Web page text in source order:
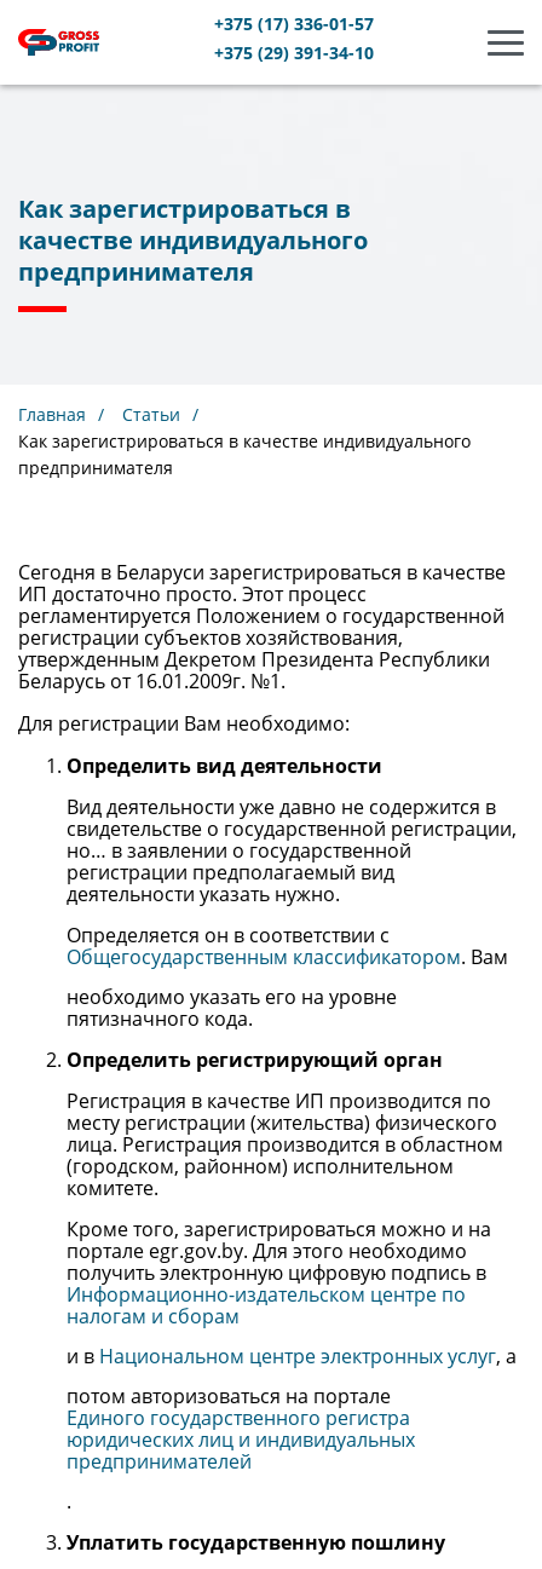
+375 (17) 336-01-57
+375 (29) 391-34-10
Как зарегистрироваться в
качестве индивидуального
предпринимателя
Главная
Статьи
Как зарегистрироваться в качестве индивидуального
предпринимателя
Сегодня в Беларуси зарегистрироваться в качестве
ИП достаточно просто. Этот процесс
регламентируется Положением о государственной
регистрации субъектов хозяйствования,
утвержденным Декретом Президента Республики
Беларусь от 16.01.2009г. №1.
Для регистрации Вам необходимо:
Определить вид деятельности
Вид деятельности уже давно не содержится в
свидетельстве о государственной регистрации,
но… в заявлении о государственной
регистрации предполагаемый вид
деятельности указать нужно.
Определяется он в соответствии с
Общегосударственным классификатором. Вам
необходимо указать его на уровне
пятизначного кода.
Определить регистрирующий орган
Регистрация в качестве ИП производится по
месту регистрации (жительства) физического
лица. Регистрация производится в областном
(городском, районном) исполнительном
комитете.
Кроме того, зарегистрироваться можно и на
портале egr.gov.by. Для этого необходимо
получить электронную цифровую подпись в
Информационно-издательском центре по
налогам и сборам
и в Национальном центре электронных услуг, а
потом авторизоваться на портале
Единого государственного регистра
юридических лиц и индивидуальных
предпринимателей
.
Уплатить государственную пошлину